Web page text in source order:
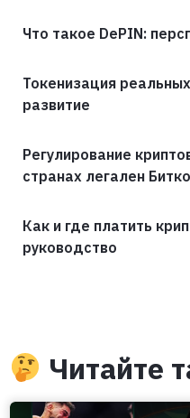
Что такое DePIN:
Токенизация
развитие
Регулирование
странах легален
Как и где платить
руководство
Читайте